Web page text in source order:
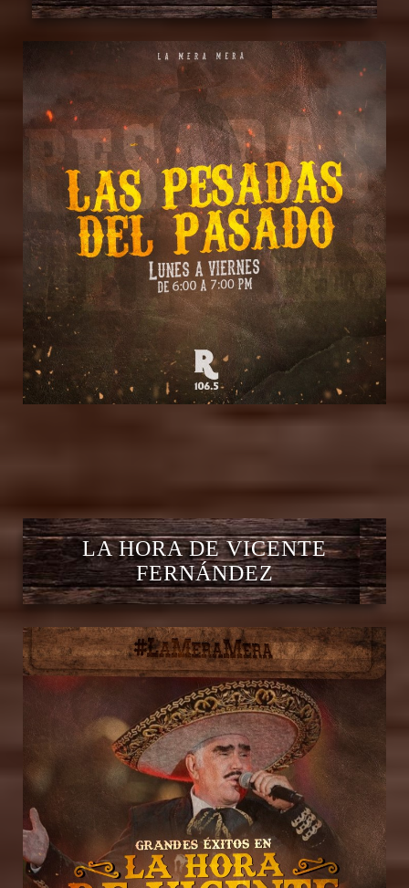
LA HORA DE VICENTE
FERNÁNDEZ